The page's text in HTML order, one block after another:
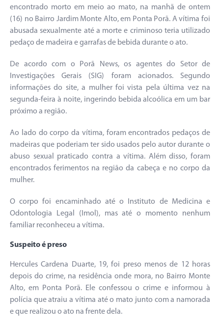
encontrado morto em meio ao mato, na manhã de ontem
(16) no Bairro Jardim Monte Alto, em Ponta Porã. A vítima foi
abusada sexualmente até a morte e criminoso teria utilizado
pedaço de madeira e garrafas de bebida durante o ato.
De acordo com o Porã News, os agentes do Setor de
Investigações Gerais (SIG) foram acionados. Segundo
informações do site, a mulher foi vista pela última vez na
segunda-feira à noite, ingerindo bebida alcoólica em um bar
próximo a região.
Ao lado do corpo da vítima, foram encontrados pedaços de
madeiras que poderiam ter sido usados pelo autor durante o
abuso sexual praticado contra a vítima. Além disso, foram
encontrados ferimentos na região da cabeça e no corpo da
mulher.
O corpo foi encaminhado até o Instituto de Medicina e
Odontologia Legal (Imol), mas até o momento nenhum
familiar reconheceu a vítima.
Suspeito é preso
Hercules Cardena Duarte, 19, foi preso menos de 12 horas
depois do crime, na residência onde mora, no Bairro Monte
Alto, em Ponta Porã. Ele confessou o crime e informou à
polícia que atraiu a vítima até o mato junto com a namorada
e que realizou o ato na frente dela.